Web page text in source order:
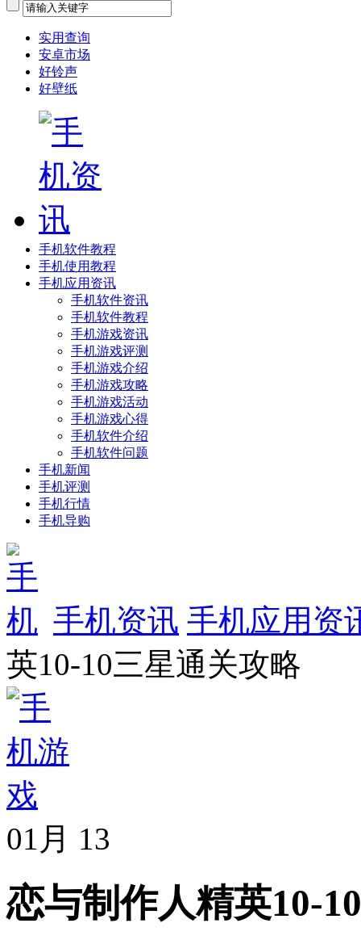
实用查询
安卓市场
好铃声
好壁纸
手机软件教程
手机使用教程
手机应用资讯
手机软件资讯
手机软件教程
手机游戏资讯
手机游戏评测
手机游戏介绍
手机游戏攻略
手机游戏活动
手机游戏心得
手机软件介绍
手机软件问题
手机新闻
手机评测
手机行情
手机导购
手机资讯 手机应用资
英10-10三星通关攻略
01月 13
恋与制作人精英10-